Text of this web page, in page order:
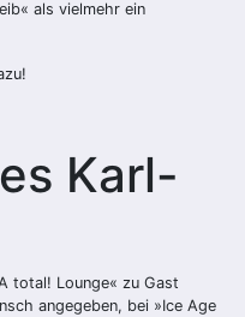
als vielmehr ein
Karl-
total! Lounge« zu Gast
angegeben, bei »Ice Age